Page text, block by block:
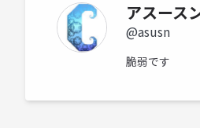
アスース
@asusn
脆弱です